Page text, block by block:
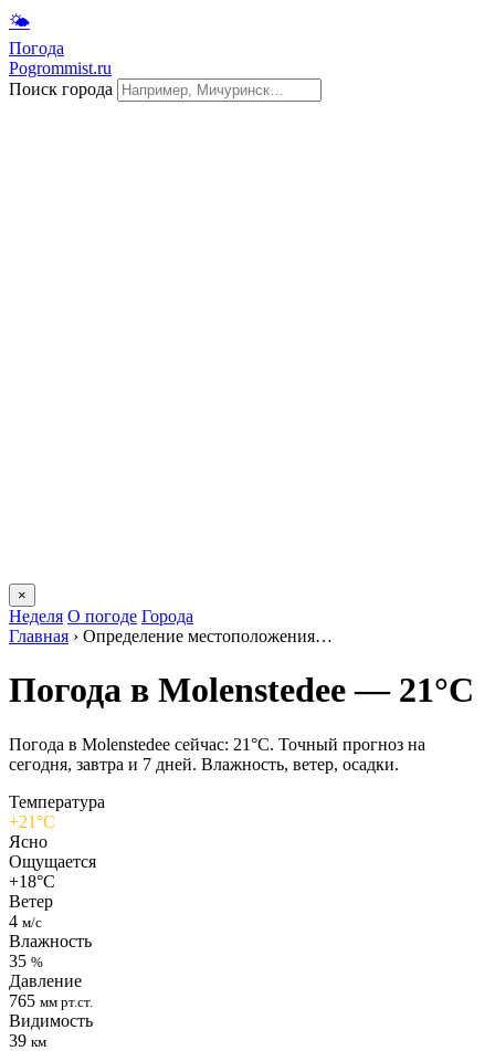
🌤
Погода
Pogrommist.ru
Поиск города
×
Неделя О погоде Города
Главная › Определение местоположения…
Погода в Molenstedeе — 21°C
Погода в Molenstedeе сейчас: 21°C. Точный прогноз на
сегодня, завтра и 7 дней. Влажность, ветер, осадки.
Температура
+21°C
Ясно
Ощущается
+18°C
Ветер
4 м/с
Влажность
35 %
Давление
765 мм рт.ст.
Видимость
39 км